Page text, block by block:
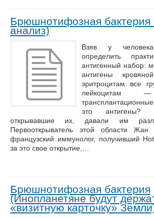
Брюшнотифозная бактерия
анализ)
Взяв у
определить
антигенный набор:
антигены
эритроцитам все
лейкоцитам —
это антигены?
открывавшие их, давали им
Первооткрыватель этой области Жан
французский иммунолог, получивший
за это свое открытие,…
Брюшнотифозная бактерия
(Инопланетяне будут
«визитную карточку»